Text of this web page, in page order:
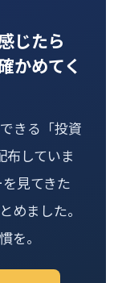
じたら
かめてく
きる「投資
布していま
見てきた
めました。
を。